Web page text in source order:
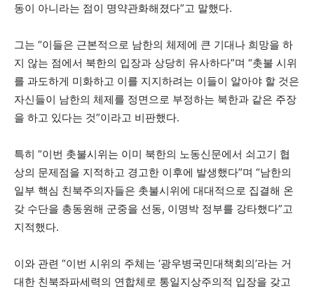
동이 아니라는 점이 명약관화해졌다”고 말했다.
그는 “이들은 근본적으로 남한의 체제에 큰 기대나 희망을 하
지 않는 점에서 북한의 입장과 상당히 유사하다”며 “촛불 시위
를 과도하게 미화하고 이를 지지하려는 이들이 알아야 할 것은
자신들이 남한의 체제를 정면으로 부정하는 북한과 같은 주장
을 하고 있다는 것”이라고 비판했다.
특히 “이번 촛불시위는 이미 북한의 노동신문에서 쇠고기 협
상의 문제점을 지적하고 경고한 이후에 발생했다”며 “남한의
일부 핵심 친북주의자들은 촛불시위에 대대적으로 집결해 온
갖 수단을 총동원해 군중을 선동, 이명박 정부를 강타했다”고
지적했다.
이와 관련 “이번 시위의 주체는 ‘광우병국민대책회의’라는 거
대한 친북좌파세력의 연합체로 통일지상주의적 입장을 갖고